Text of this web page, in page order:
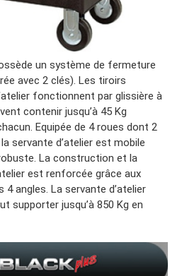
un système de fermeture
avec 2 clés). Les tiroirs
fonctionnent par glissière à
contenir jusqu’à 45 Kg
Equipée de 4 roues dont 2
servante d’atelier est mobile
La construction et la
est renforcée grâce aux
angles. La servante d’atelier
supporter jusqu’à 850 Kg en